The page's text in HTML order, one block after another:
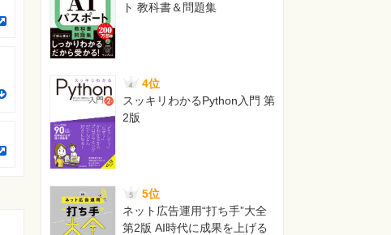
ト 教科書＆問題集
4位
スッキリわかるPython入門 第
2版
5位
ネット広告運用“打ち手”大全
第2版 AI時代に成果を上げる